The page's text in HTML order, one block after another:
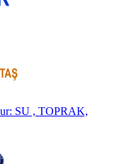
SU , TOPRAK,